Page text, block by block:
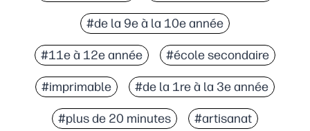
#de la 9e à la 10e année
#11e à 12e année #école secondaire
#imprimable #de la 1re à la 3e année
#plus de 20 minutes #artisanat